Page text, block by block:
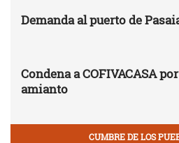
Demanda al puerto de
Condena a COFIVACASA
amianto
CUMBRE DE LOS